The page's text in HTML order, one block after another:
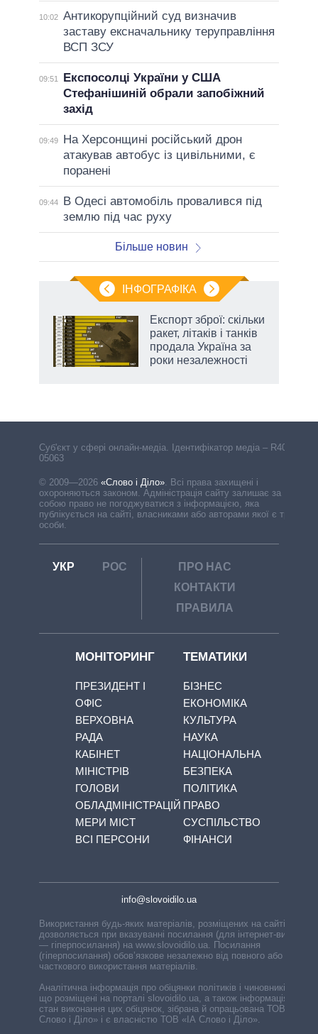
10:02 Антикорупційний суд визначив
заставу ексначальнику теруправління
ВСП ЗСУ
09:51
Експосолці України у США
Стефанішиній обрали запобіжний
захід
09:49
На Херсонщині російський дрон
атакував автобус із цивільними, є
поранені
09:44
В Одесі автомобіль провалився під
землю під час руху
Більше новин
ІНФОГРАФІКА
Експорт зброї: скільки
ракет, літаків і танків
продала Україна за
роки незалежності
Cуб'єкт у сфері онлайн-медіа. Ідентифікатор медіа – R40-
05063
© 2009—2026 «Слово і Діло» Всі права захищені і
охороняються законом. Адміністрація сайту залишає за
собою право не погоджуватися з інформацією, яка
публікується на сайті, власниками або авторами якої є треті
особи.
УКР РОС
ПРО НАС
КОНТАКТИ
ПРАВИЛА
МОНІТОРИНГ
ПРЕЗИДЕНТ І
ОФІС
ВЕРХОВНА
РАДА
КАБІНЕТ
МІНІСТРІВ
ГОЛОВИ
ОБЛАДМІНІСТРАЦІЙ
МЕРИ МІСТ
ВСІ ПЕРСОНИ
ТЕМАТИКИ
БІЗНЕС
ЕКОНОМІКА
КУЛЬТУРА
НАУКА
НАЦІОНАЛЬНА
БЕЗПЕКА
ПОЛІТИКА
ПРАВО
СУСПІЛЬСТВО
ФІНАНСИ
info@slovoidilo.ua
Використання будь-яких матеріалів, розміщених на сайті,
дозволяється при вказуванні посилання (для інтернет-видань
— гіперпосилання) на www.slovoidilo.ua. Посилання
(гіперпосилання) обов’язкове незалежно від повного або
часткового використання матеріалів.
Аналітична інформація про обіцянки політиків і чиновників,
що розміщені на порталі slovoidilo.ua, а також інформація про
стан виконання цих обіцянок, зібрана й опрацьована ТОВ «ІА
Слово і Діло» і є власністю ТОВ «ІА Слово і Діло».